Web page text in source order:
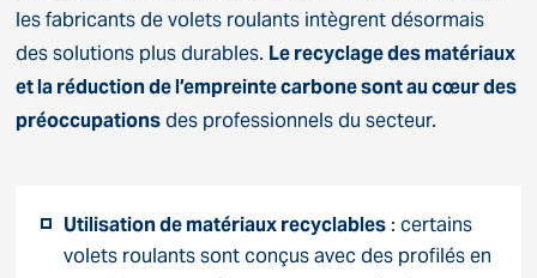
les fabricants de volets roulants intègrent désormais
des solutions plus durables. Le recyclage des matériaux
et la réduction de l’empreinte carbone sont au cœur des
préoccupationsdes professionnels du secteur.
Utilisation de matériaux recyclables : certains
volets roulants sont conçus avec des profilés en